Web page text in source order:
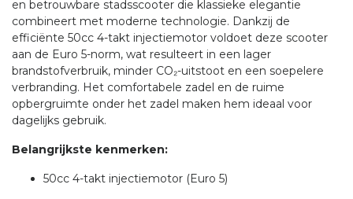
en betrouwbare stadsscooter die klassieke elegantie
combineert met moderne technologie. Dankzij de
efficiënte 50cc 4-takt injectiemotor voldoet deze scooter
aan de Euro 5-norm, wat resulteert in een lager
brandstofverbruik, minder CO₂-uitstoot en een soepelere
verbranding. Het comfortabele zadel en de ruime
opbergruimte onder het zadel maken hem ideaal voor
dagelijks gebruik.
Belangrijkste kenmerken:
50cc 4-takt injectiemotor (Euro 5)